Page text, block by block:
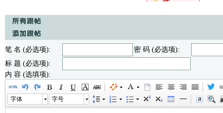
笔 名 (必选项):
密 码 (必选项):
标 题 (必选项):
内 容 (选填项):
字体 字号